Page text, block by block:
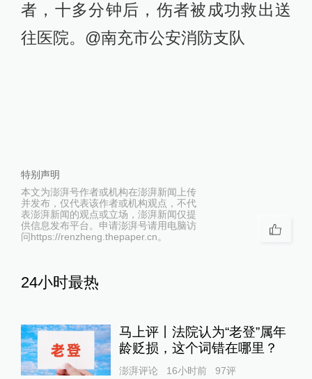
者，十多分钟后，伤者被成功救出送
往医院。@南充市公安消防支队
特别声明
本文为澎湃号作者或机构在澎湃新闻上传
并发布，仅代表该作者或机构观点，不代
表澎湃新闻的观点或立场，澎湃新闻仅提
供信息发布平台。申请澎湃号请用电脑访
问https://renzheng.thepaper.cn。
24小时最热
马上评丨法院认为“老登”属年
龄贬损，这个词错在哪里？
澎湃评论 16小时前 97评